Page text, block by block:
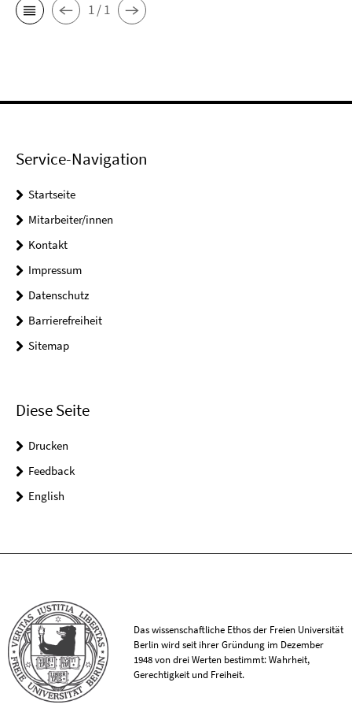
1 / 1
Service-Navigation
Startseite
Mitarbeiter/innen
Kontakt
Impressum
Datenschutz
Barrierefreiheit
Sitemap
Diese Seite
Drucken
Feedback
English
Das wissenschaftliche Ethos der Freien Universität
Berlin wird seit ihrer Gründung im Dezember
1948 von drei Werten bestimmt: Wahrheit,
Gerechtigkeit und Freiheit.